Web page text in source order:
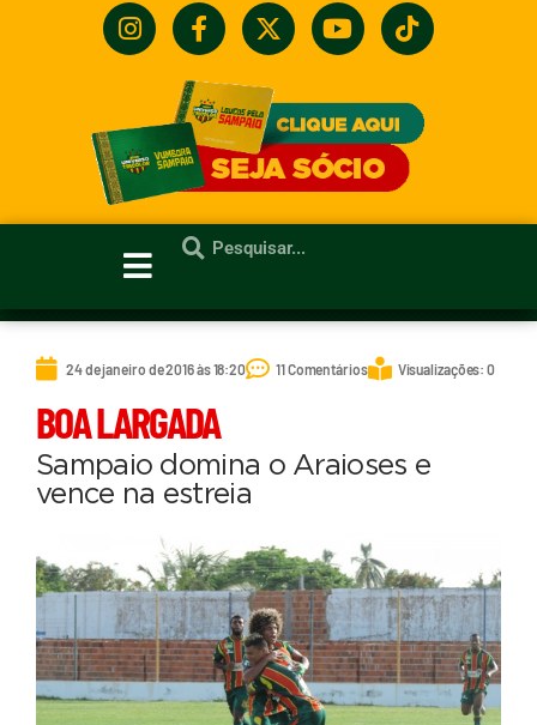
24 de janeiro de 2016 às 18:20 11 Comentários Visualizações: 0
BOA LARGADA
Sampaio domina o Araioses e
vence na estreia